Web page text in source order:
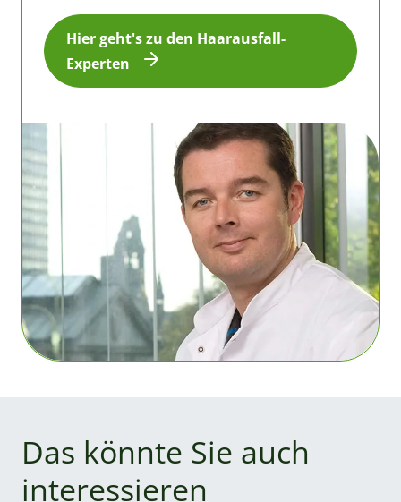
Hier geht's zu den Haarausfall-
Experten
Das könnte Sie auch
interessieren